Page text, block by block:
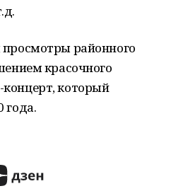
просмотры районного
красочного
который
года.